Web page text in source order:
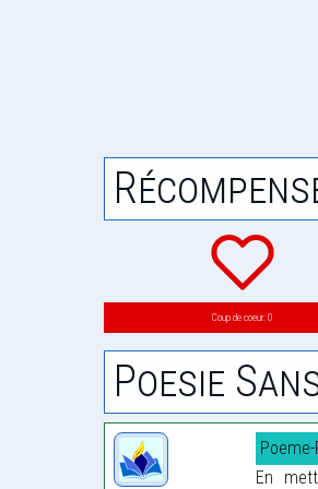
Coup de coeur: 0
Poesie
En